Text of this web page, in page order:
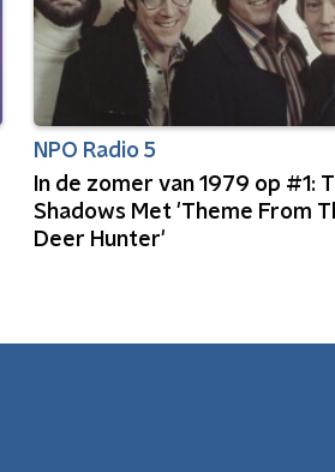
NPO Radio 5
In de zomer van 1979 op #1:
Shadows Met 'Theme From
Deer Hunter'